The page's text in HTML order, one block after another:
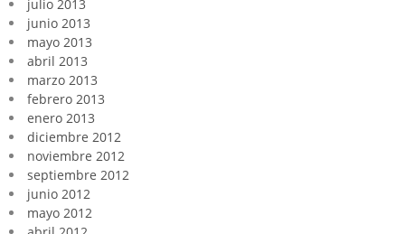
julio 2013
junio 2013
mayo 2013
abril 2013
marzo 2013
febrero 2013
enero 2013
diciembre 2012
noviembre 2012
septiembre 2012
junio 2012
mayo 2012